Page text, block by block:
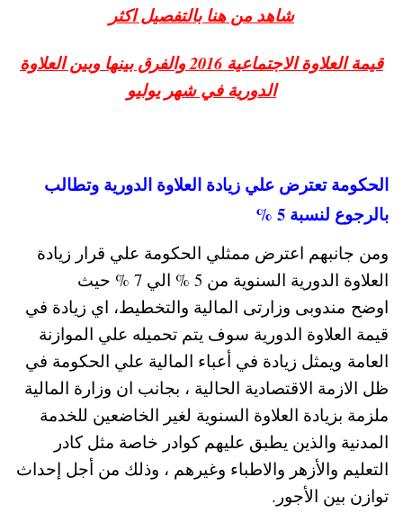
شاهد من هنا بالتفصيل اكثر
قيمة العلاوة الاجتماعية 2016 والفرق بينها وبين العلاوة
الدورية في شهر يوليو
الحكومة تعترض علي زيادة العلاوة الدورية وتطالب
بالرجوع لنسبة 5 %
ومن جانبهم اعترض ممثلي الحكومة علي قرار زيادة
العلاوة الدورية السنوية من 5 % الي 7 % حيث
اوضح مندوبى وزارتى المالية والتخطيط، اي زيادة في
قيمة العلاوة الدورية سوف يتم تحميله علي الموازنة
العامة ويمثل زيادة في أعباء المالية علي الحكومة في
ظل الازمة الاقتصادية الحالية ، بجانب ان وزارة المالية
ملزمة بزيادة العلاوة السنوية لغير الخاضعين للخدمة
المدنية والذين يطبق عليهم كوادر خاصة مثل كادر
التعليم والأزهر والاطباء وغيرهم ، وذلك من أجل إحداث
توازن بين الأجور.